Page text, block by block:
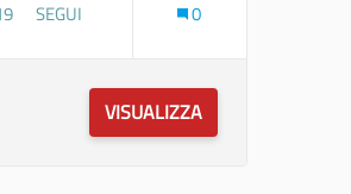
19 SOSTENITORI
SEGUI 0
VISUALIZZA